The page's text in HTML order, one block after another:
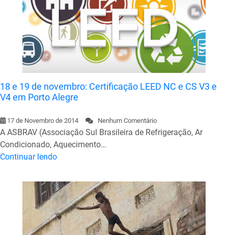
18 e 19 de novembro: Certificação LEED NC e CS V3 e
V4 em Porto Alegre
17 de Novembro de 2014 Nenhum Comentário
A ASBRAV (Associação Sul Brasileira de Refrigeração, Ar
Condicionado, Aquecimento…
Continuar lendo